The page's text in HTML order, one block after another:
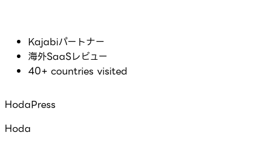
Kajabiパートナー
海外SaaSレビュー
40+ countries visited
HodaPress
Hoda